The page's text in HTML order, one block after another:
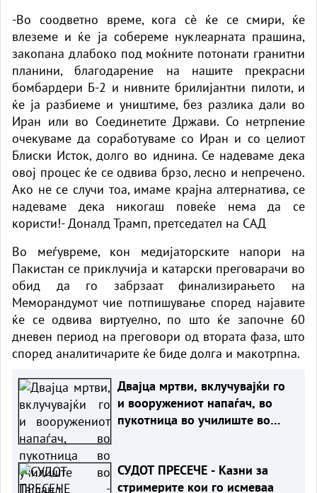
-Во соодветно време, кога сè ќе се смири, ќе
влеземе и ќе ја собереме нуклеарната прашина,
закопана длабоко под моќните потонати гранитни
планини, благодарение на нашите прекрасни
бомбардери Б-2 и нивните брилијантни пилоти, и
ќе ја разбиеме и уништиме, без разлика дали во
Иран или во Соединетите Држави. Со нетрпение
очекуваме да соработуваме со Иран и со целиот
Блиски Исток, долго во иднина. Се надеваме дека
овој процес ќе се одвива брзо, лесно и непречено.
Ако не се случи тоа, имаме крајна алтернатива, се
надеваме дека никогаш повеќе нема да се
користи!- Доналд Трамп, претседател на САД
Во меѓувреме, кон медијаторските напори на
Пакистан се приклучија и катарски преговарачи во
обид да го забрзаат финализирањето на
Меморандумот чие потпишување според најавите
ќе се одвива виртуелно, по што ќе започне 60
дневен период на преговори од втората фаза, што
според аналитичарите ќе биде долга и макотрпна.
Двајца мртви, вклучувајќи го
и вооружениот напаѓач, во
пукотница во училиште во
СУДОТ ПРЕСЕЧЕ - Казни за
стримерите кои го исмеваа